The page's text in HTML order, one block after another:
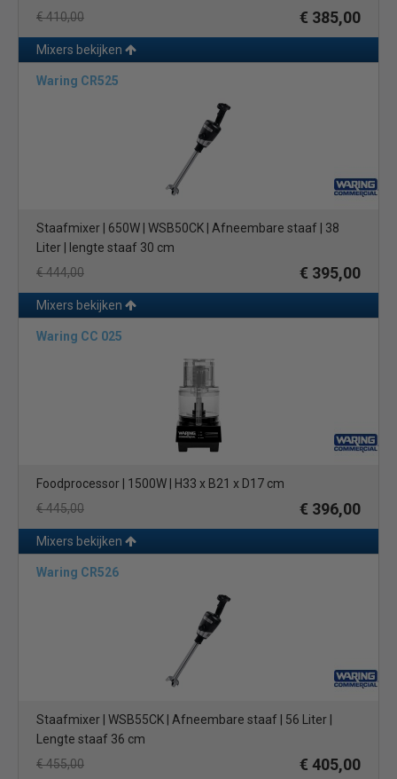
€ 410,00
€ 385,00
Mixers bekijken
Waring CR525
Staafmixer | 650W | WSB50CK | Afneembare staaf | 38
Liter | lengte staaf 30 cm
€ 444,00
€ 395,00
Mixers bekijken
Waring CC 025
Foodprocessor | 1500W | H33 x B21 x D17 cm
€ 445,00
€ 396,00
Mixers bekijken
Waring CR526
Staafmixer | WSB55CK | Afneembare staaf | 56 Liter |
Lengte staaf 36 cm
€ 455,00
€ 405,00